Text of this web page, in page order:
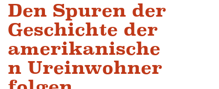
Den Spuren der
Geschichte der
amerikanische
n Ureinwohner